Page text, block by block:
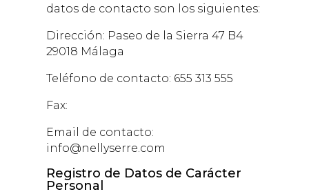
datos de contacto son los siguientes:
Dirección: Paseo de la Sierra 47 B4
29018 Málaga
Teléfono de contacto: 655 313 555
Fax:
Email de contacto:
info@nellyserre.com
Registro de Datos de Carácter
Personal